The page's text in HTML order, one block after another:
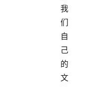
我
们
自
己
的
文